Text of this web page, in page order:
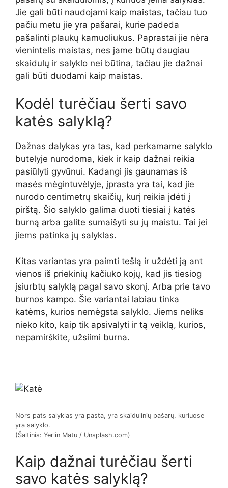
Jie gali būti naudojami kaip maistas, tačiau tuo
pačiu metu jie yra pašarai, kurie padeda
pašalinti plaukų kamuoliukus. Paprastai jie nėra
vienintelis maistas, nes jame būtų daugiau
skaidulų ir salyklo nei būtina, tačiau jie dažnai
gali būti duodami kaip maistas.
Kodėl turėčiau šerti savo
katės salyklą?
Dažnas dalykas yra tas, kad perkamame salyklo
butelyje nurodoma, kiek ir kaip dažnai reikia
pasiūlyti gyvūnui. Kadangi jis gaunamas iš
masės mėgintuvėlyje, įprasta yra tai, kad jie
nurodo centimetrų skaičių, kurį reikia įdėti į
pirštą. Šio salyklo galima duoti tiesiai į katės
burną arba galite sumaišyti su jų maistu. Tai jei
jiems patinka jų salyklas.
Kitas variantas yra paimti tešlą ir uždėti ją ant
vienos iš priekinių kačiuko kojų, kad jis tiesiog
įsiurbtų salyklą pagal savo skonį. Arba prie tavo
burnos kampo. Šie variantai labiau tinka
katėms, kurios nemėgsta salyklo. Jiems neliks
nieko kito, kaip tik apsivalyti ir tą veiklą, kurios,
nepamirškite, užsiimi burna.
Nors pats salyklas yra pasta, yra skaidulinių pašarų, kuriuose
yra salyklo.
(Šaltinis: Yerlin Matu / Unsplash.com)
Kaip dažnai turėčiau šerti
savo katės salyklą?